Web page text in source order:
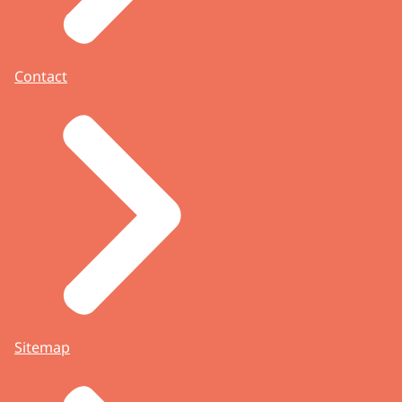
artikel 3.7 van de Erfgoedwet
betekenis en de bijzondere schoonheid van
advies aan de minister over de
beschermwaardigheid van deze voorwerpen.
bijzondere voorwerpen ongemerkt uit de
Meer informatie vindt u op de website van de
Rijksdienst voor het Cultureel Erfgoed:
Contact
Sitemap